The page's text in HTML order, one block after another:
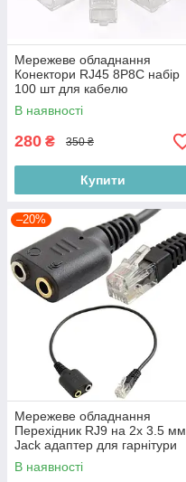
Мережеве обладнання
Конектори RJ45 8P8C набір
100 шт для кабелю
Cat5/Cat5e/Cat6 мережеві
роз’єми під обтискання
В наявності
280 ₴ 350 ₴
Купити
–20%
Мережеве обладнання
Перехідник RJ9 на 2x 3.5 мм
Jack адаптер для гарнітури
IP-телефон для підключення
стандартних гарнітур Польща
В наявності